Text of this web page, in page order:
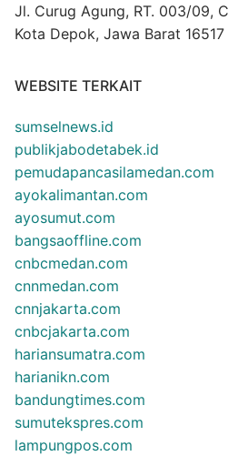
Jl. Curug Agung, RT. 003/09,
Kota Depok, Jawa Barat 16517
WEBSITE TERKAIT
sumselnews.id
publikjabodetabek.id
pemudapancasilamedan.com
ayokalimantan.com
ayosumut.com
bangsaoffline.com
cnbcmedan.com
cnnmedan.com
cnnjakarta.com
cnbcjakarta.com
hariansumatra.com
harianikn.com
bandungtimes.com
sumutekspres.com
lampungpos.com